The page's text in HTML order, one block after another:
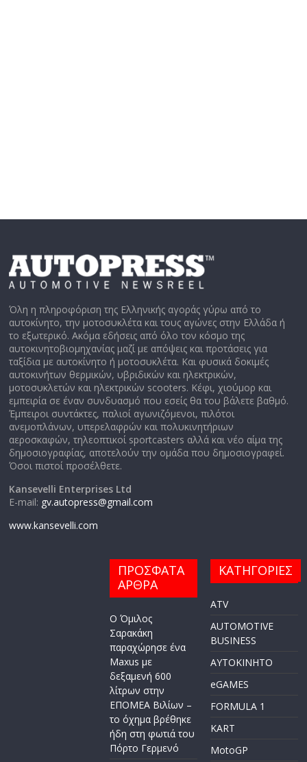
Όλη η πληροφόριση της Ελληνικής αγοράς γύρω από το
αυτοκίνητο, την μοτοσυκλέτα και τους αγώνες στην Ελλάδα ή
το εξωτερικό. Ακόμα εδήσεις από όλο τον κόσμο της
αυτοκινητοβιομηχανίας μαζί με απόψεις και προτάσεις για
ταξίδια με αυτοκίνητο ή μοτοσυκλέτα. Και φυσικά δοκιμές
αυτοκινήτων θερμικών, υβριδικών και ηλεκτρικών,
μοτοσυκλετών και ηλεκτρικών scooters. Κέφι, χιούμορ και
εμπειρία σε έναν συνδυασμό που εσείς θα του βάλετε βαθμό.
Έμπειροι συντάκτες, παλιοί αγωνιζόμενοι, πιλότοι
ανεμοπλάνων, υπερελαφρών και πολυκινητήριων
αεροσκαφών, τηλεοπτικοί sportcasters αλλά και νέο αίμα της
δημοσιογραφίας, αποτελούν την ομάδα που δημοσιογραφεί.
Όσοι πιστοί προσέλθετε.
Kansevelli Enterprises Ltd
E-mail: gv.autopress@gmail.com
www.kansevelli.com
ΠΡΟΣΦΑΤΑ
ΑΡΘΡΑ
Ο Όμιλος
Σαρακάκη
παραχώρησε ένα
Maxus με
δεξαμενή 600
λίτρων στην
ΕΠΟΜΕΑ Βιλίων –
το όχημα βρέθηκε
ήδη στη φωτιά του
Πόρτο Γερμενό
ΚΑΤΗΓΟΡΙΕΣ
ATV
AUTOMOTIVE
BUSINESS
AYTOKINHTO
eGAMES
FORMULA 1
KART
MotoGP